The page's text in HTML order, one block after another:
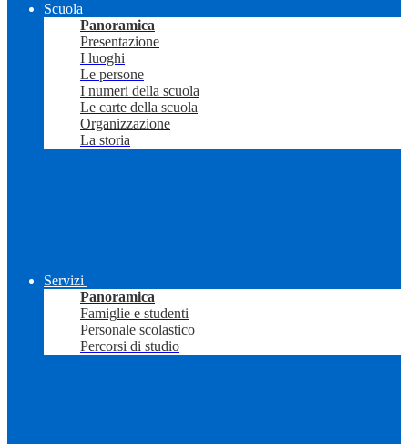
Scuola
Panoramica
Presentazione
I luoghi
Le persone
I numeri della scuola
Le carte della scuola
Organizzazione
La storia
Servizi
Panoramica
Famiglie e studenti
Personale scolastico
Percorsi di studio